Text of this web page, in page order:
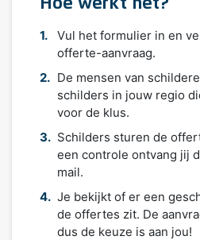
Vul het formulier in en
offerte-aanvraag.
De mensen van
schilders in jouw regio
voor de klus.
Schilders sturen de
een controle ontvang jij
mail.
Je bekijkt of er een
de offertes zit. De
dus de keuze is aan jou!